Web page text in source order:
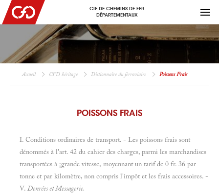
CIE DE CHEMINS DE FER
DÉPARTEMENTAUX
Accueil CFD héritage Dictionnaire du ferroviaire Poissons Frais
POISSONS FRAIS
I. Conditions ordinaires de transport. - Les poissons frais sont
dénommés à l'art. 42 du cahier des charges, parmi les marchandises
transportées à ¡grande vitesse, moyennant un tarif de 0 fr. 36 par
tonne et par kilomètre, non compris l'impôt et les frais accessoires. -
V. Denrées et Messagerie.